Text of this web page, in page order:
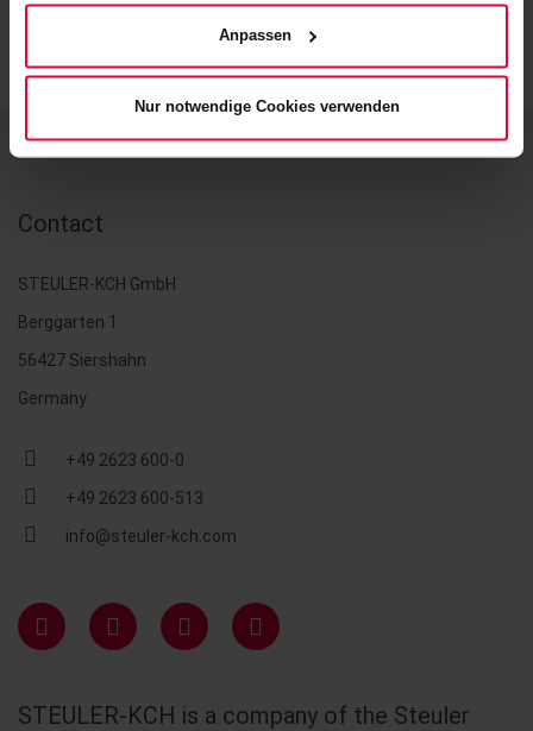
Website) bzw. derDatenschutzerklärung.
Anpassen
Nur notwendige Cookies verwenden
Contact
STEULER-KCH GmbH
Berggarten 1
56427 Siershahn
Germany
+49 2623 600-0
+49 2623 600-513
info@steuler-kch.com
STEULER-KCH is a company of the Steuler